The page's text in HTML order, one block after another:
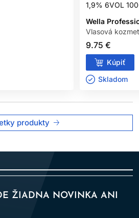
Pri zasiahnutí očí ich okamžite
mihalníc a obočia.
rukavice.
detí.
na
profesionálne použitie v
opláchnite.
pomáha minimalizovať riziko
1,9% 6VOL
Wella
Vlasová
9.75 €
Kúpiť
Skladom ㅤ
produkty
ŽIADNA NOVINKA ANI